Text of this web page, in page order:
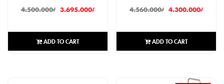
4.500.000₫ 3.695.000₫
ADD TO CART
4.560.000₫ 4.300.000₫
ADD TO CART